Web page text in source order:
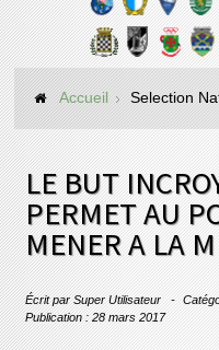
Accueil Selection
LE BUT
PERMET AU
MENER A LA
Écrit parSuper Utilisateur
Publication : 28 mars 2017